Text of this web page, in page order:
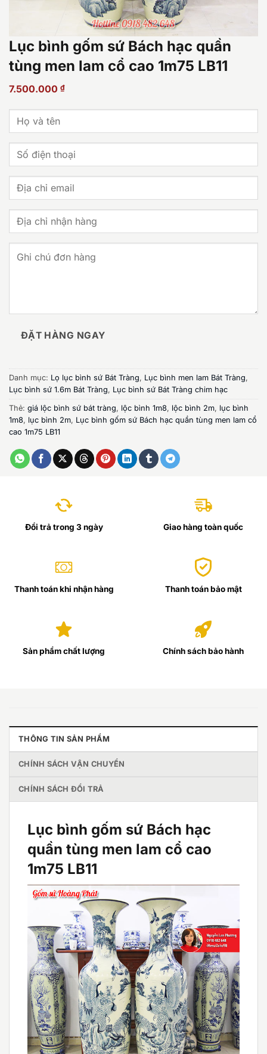
Lục bình gốm sứ Bách hạc quần
tùng men lam cổ cao 1m75 LB11
7.500.000 ₫
ĐẶT HÀNG NGAY
Danh mục: Lọ lục bình sứ Bát Tràng, Lục bình men lam Bát Tràng,
Lục bình sứ 1.6m Bát Tràng, Lục bình sứ Bát Tràng chim hạc
Thẻ: giá lộc bình sứ bát tràng, lộc bình 1m8, lộc bình 2m, lục bình
1m8, lục bình 2m, Lục bình gốm sứ Bách hạc quần tùng men lam cổ
cao 1m75 LB11
Đổi trả trong 3 ngày Giao hàng toàn quốc
Thanh toán khi nhận hàng Thanh toán bảo mật
Sản phẩm chất lượng Chính sách bảo hành
THÔNG TIN SẢN PHẨM
CHÍNH SÁCH VẬN CHUYỂN
CHÍNH SÁCH ĐỔI TRẢ
Lục bình gốm sứ Bách hạc
quần tùng men lam cổ cao
1m75 LB11